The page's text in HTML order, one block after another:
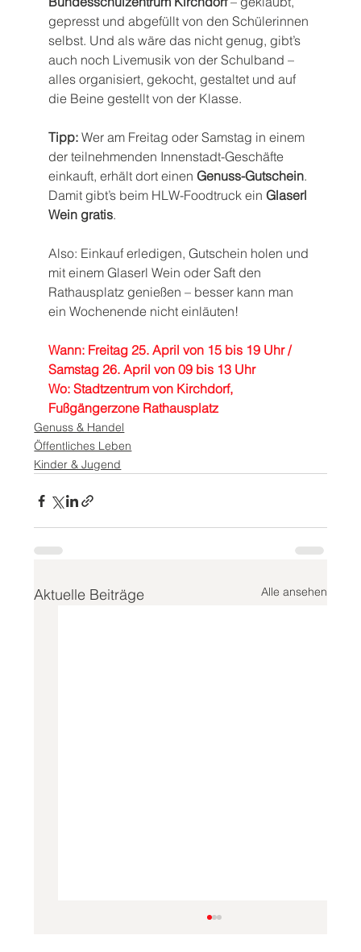
gepresst und abgefüllt von den Schülerinnen
selbst. Und als wäre das nicht genug, gibt’s
auch noch Livemusik von der Schulband –
alles organisiert, gekocht, gestaltet und auf
die Beine gestellt von der Klasse.
Tipp: Wer am Freitag oder Samstag in einem
der teilnehmenden Innenstadt-Geschäfte
einkauft, erhält dort einen Genuss-Gutschein.
Damit gibt’s beim HLW-Foodtruck ein Glaserl
Wein gratis.
Also: Einkauf erledigen, Gutschein holen und
mit einem Glaserl Wein oder Saft den
Rathausplatz genießen – besser kann man
ein Wochenende nicht einläuten!
Wann: Freitag 25. April von 15 bis 19 Uhr /
Samstag 26. April von 09 bis 13 Uhr
Wo: Stadtzentrum von Kirchdorf,
Fußgängerzone Rathausplatz
Genuss & Handel
Öffentliches Leben
Kinder & Jugend
Aktuelle Beiträge Alle ansehen